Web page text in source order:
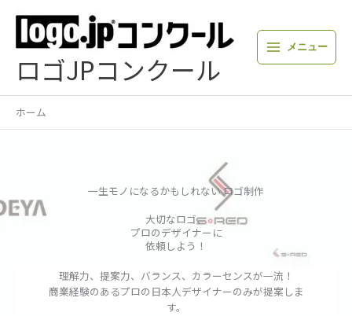
プ
ロゴJPコンクール
メニュー
ホーム
一生モノになるかもしれない ロゴ制作
大切なロゴ、
プロのデザイナーに
依頼しよう！
理解力、提案力、バランス、カラーセンスが一流！
商業経験のあるプロの日本人デザイナーのみが提案しま
す。